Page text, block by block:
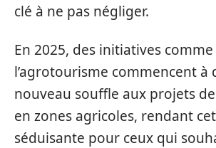
clé à ne pas négliger.
En 2025, des initiatives comme
l’agrotourisme commencent à
nouveau souffle aux projets
en zones agricoles, rendant
séduisante pour ceux qui